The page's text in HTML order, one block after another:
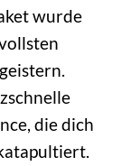
wurde
die dich